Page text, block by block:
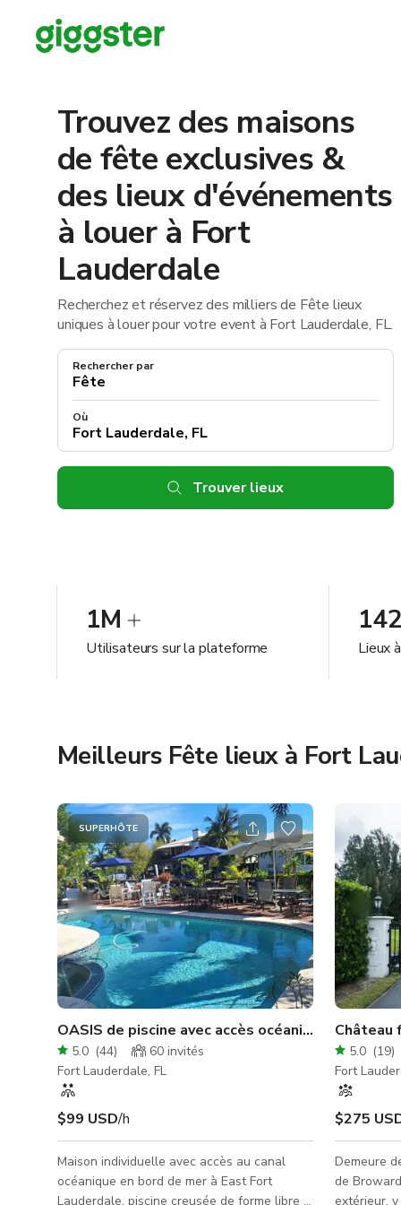
Trouvez des maisons
de fête exclusives &
des lieux d'événements
à louer à Fort
Lauderdale
Recherchez et réservez des milliers de Fête lieux
uniques à louer pour votre event à Fort Lauderdale, FL.
Rechercher par
Où
Trouver lieux
1M
Utilisateurs sur la plateforme
142
Lieux
Meilleurs Fête lieux à Fort
SUPERHÔTE
OASIS de piscine avec accès océanique à East
5.0 (44) 60 invités
Fort Lauderdale, FL
$99 USD/h
Maison individuelle avec accès au canal
océanique en bord de mer à East Fort
Lauderdale, piscine creusée de forme libre &
Château
5.0 (19)
Fort
$275
Demeure
de
extérieur,